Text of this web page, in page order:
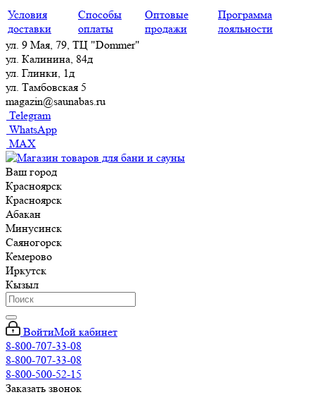
Условия
доставки
Способы
оплаты
Оптовые
продажи
Программа
лояльности
ул. 9 Мая, 79, ТЦ "Dommer"
ул. Калинина, 84д
ул. Глинки, 1д
ул. Тамбовская 5
magazin@saunabas.ru
Telegram
WhatsApp
MAX
Ваш город
Красноярск
Красноярск
Абакан
Минусинск
Саяногорск
Кемерово
Иркутск
Кызыл
ВойтиМой кабинет
8-800-707-33-08
8-800-707-33-08
8-800-500-52-15
Заказать звонок